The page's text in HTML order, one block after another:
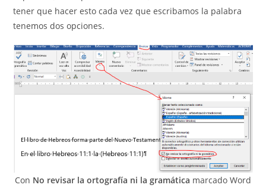
tener que hacer esto cada vez que escribamos la palabra
tenemos dos opciones.
Con No revisar la ortografía ni la gramática marcado Word